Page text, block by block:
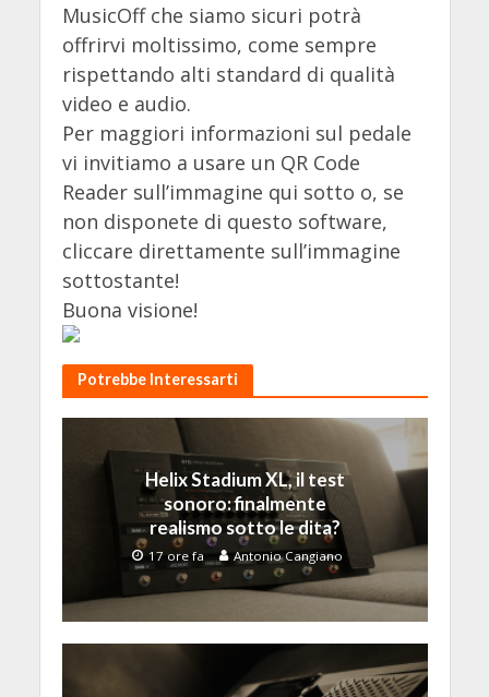
MusicOff che siamo sicuri potrà
offrirvi moltissimo, come sempre
rispettando alti standard di qualità
video e audio.
Per maggiori informazioni sul pedale
vi invitiamo a usare un QR Code
Reader sull’immagine qui sotto o, se
non disponete di questo software,
cliccare direttamente sull’immagine
sottostante!
Buona visione!
Potrebbe Interessarti
Helix Stadium XL, il test
sonoro: finalmente
realismo sotto le dita?
17 ore fa Antonio Cangiano